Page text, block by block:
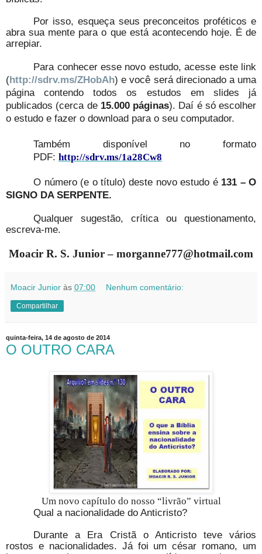
Por isso, esqueça seus preconceitos proféticos e
abra sua mente para o que está acontecendo hoje. É de
arrepiar.
Para conhecer esse novo estudo, acesse este link
(http://sdrv.ms/ZHobAh) e você será direcionado a uma
página contendo todos os estudos em slides já
publicados (cerca de 15.000 páginas). Daí é só escolher
o estudo e fazer o download para o seu computador.
Também disponível no formato
PDF: http://sdrv.ms/1a28Cw8
O número (e o título) deste novo estudo é 131 – O
SIGNO DA SERPENTE.
Qualquer sugestão, crítica ou questionamento,
escreva-me.
Moacir R. S. Junior – morganne777@hotmail.com
Moacir Junior às 07:00 Nenhum comentário:
Compartilhar
quinta-feira, 14 de agosto de 2014
O OUTRO CARA
Um novo capítulo do nosso “livrão” virtual
Qual a nacionalidade do Anticristo?
Durante a Era Cristã o Anticristo teve vários
rostos e nacionalidades. Já foi um césar romano, um